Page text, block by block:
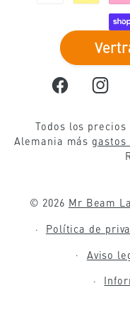
grabar metales
acabado textil
papel láser
Pizarra de
filtro de aire
Sistema de
Extracción de
Láseres de
Funcionalidad
Gana dinero
Regalos
Hacer
herramienta de
Construcción
hacer
Hacer
Hacer
Hacer
hacer
pago
Facebook
Todos los
Alemania más gastos
© 2026 Mr Beam
Política de
Aviso